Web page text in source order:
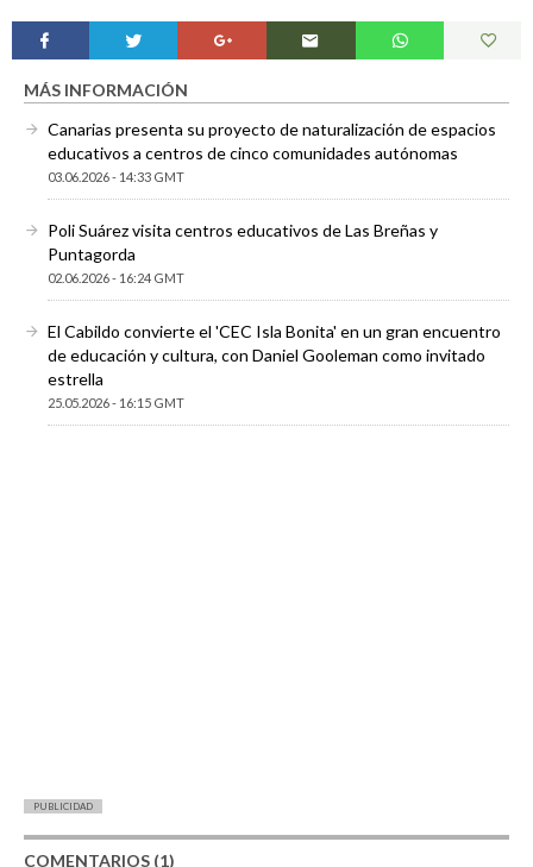
MÁS INFORMACIÓN
Canarias presenta su proyecto de naturalización de espacios
educativos a centros de cinco comunidades autónomas
03.06.2026 - 14:33 GMT
Poli Suárez visita centros educativos de Las Breñas y
Puntagorda
02.06.2026 - 16:24 GMT
El Cabildo convierte el 'CEC Isla Bonita' en un gran encuentro
de educación y cultura, con Daniel Gooleman como invitado
estrella
25.05.2026 - 16:15 GMT
PUBLICIDAD
COMENTARIOS (1)